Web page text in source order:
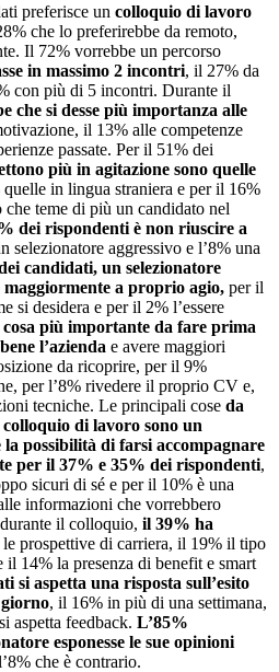
preferisce un colloquio di lavoro
che lo preferirebbe da remoto,
Il 72% vorrebbe un percorso
in massimo 2 incontri, il 27% da
con più di 5 incontri. Durante il
che si desse più importanza alle
il 13% alle competenze
passate. Per il 51% dei
più in agitazione sono quelle
in lingua straniera e per il 16%
teme di più un candidato nel
dei rispondenti è non riuscire a
selezionatore aggressivo e l’8% una
candidati, un selezionatore
maggiormente a proprio agio, per il
si desidera e per il 2% l’essere
cosa più importante da fare prima
l’azienda e avere maggiori
da ricoprire, per il 9%
per l’8% rivedere il proprio CV e,
tecniche. Le principali cose da
di lavoro sono un
possibilità di farsi accompagnare
per il 37% e 35% dei rispondenti,
sicuri di sé e per il 10% è una
informazioni che vorrebbero
il colloquio, il 39% ha
prospettive di carriera, il 19% il tipo
14% la presenza di benefit e smart
si aspetta una risposta sull’esito
, il 16% in più di una settimana,
aspetta feedback. L’85%
esponesse le sue opinioni
che è contrario.